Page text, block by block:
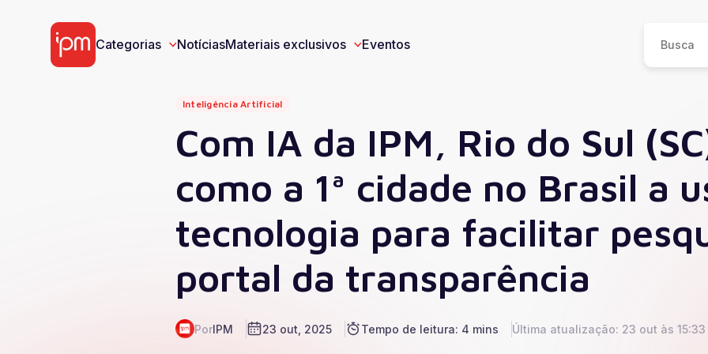
Categorias
Tecnologia Cases de Sucesso Educação
NotíciasMateriais exclusivos
Materiais Exclusivos
Vídeos
Eventos
Inteligência Artificial
Com IA da IPM, Rio do Sul
como a 1ª cidade no Brasil a
tecnologia para facilitar
portal da transparência
PorIPM 23 out, 2025 Tempo de leitura: 4 mins Última atualização: 23 out às 15:33